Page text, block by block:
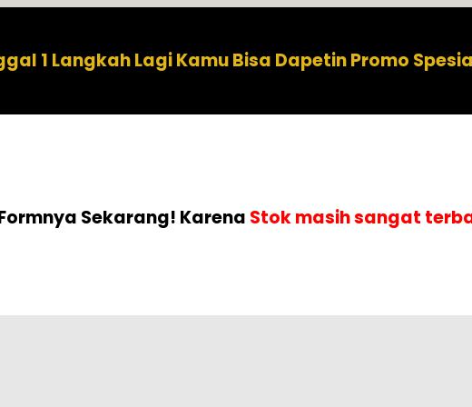
1 Langkah Lagi Kamu Bisa Dapetin Promo
Sekarang! Karena Stok masih sangat